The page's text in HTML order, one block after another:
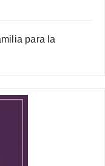
para la